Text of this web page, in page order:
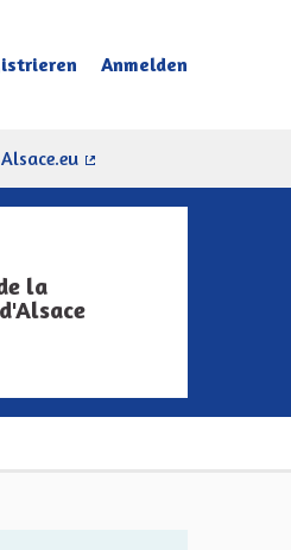
Sprache wählen
Anmelden
Alsace.eu
la